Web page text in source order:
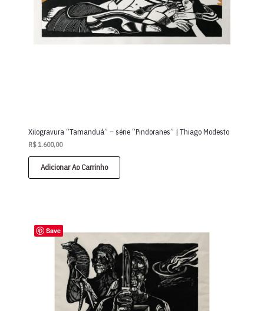
Xilogravura “Tamanduá” – série “Pindoranes” | Thiago Modesto
R$ 1.600,00
Adicionar Ao Carrinho
Save